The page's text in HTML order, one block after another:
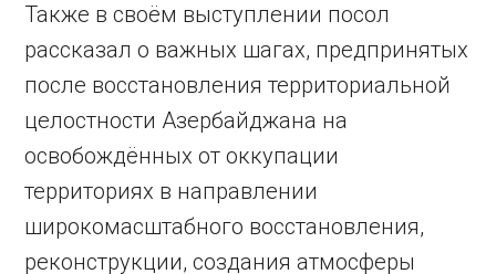
Также в своём выступлении посол
рассказал о важных шагах, предпринятых
после восстановления территориальной
целостности Азербайджана на
освобождённых от оккупации
территориях в направлении
широкомасштабного восстановления,
реконструкции, создания атмосферы